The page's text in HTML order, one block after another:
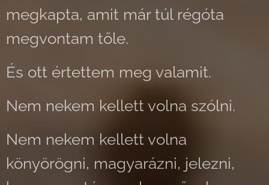
megkapta, amit már túl régóta
megvontam tőle.
És ott értettem meg valamit.
Nem nekem kellett volna szólni.
Nem nekem kellett volna
könyörögni, magyarázni, jelezni,